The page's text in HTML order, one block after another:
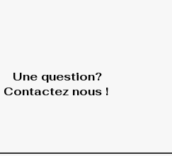
Une question?
Contactez nous !